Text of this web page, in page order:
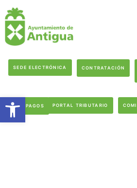
SEDE ELECTRÓNICA CONTRATACIÓN
PAGOS PORTAL TRIBUTARIO
Abrir barra de herramientas